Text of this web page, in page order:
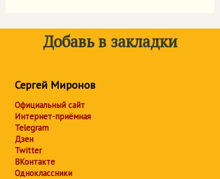
Добавь в закладки
Сергей Миронов
Официальный сайт
Интернет-приёмная
Telegram
Дзен
Twitter
ВКонтакте
Одноклассники